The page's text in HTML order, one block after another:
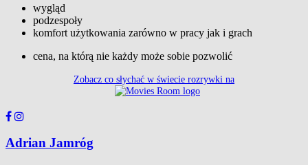
wygląd
podzespoły
komfort użytkowania zarówno w pracy jak i grach
cena, na którą nie każdy może sobie pozwolić
Zobacz co słychać w świecie rozrywki na
Adrian Jamróg